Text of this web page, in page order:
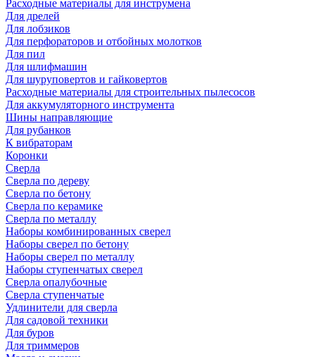
Расходные материалы для инструмена
Для дрелей
Для лобзиков
Для перфораторов и отбойных молотков
Для пил
Для шлифмашин
Для шуруповертов и гайковертов
Расходные материалы для строительных пылесосов
Для аккумуляторного инструмента
Шины направляющие
Для рубанков
К вибраторам
Коронки
Сверла
Сверла по дереву
Сверла по бетону
Сверла по керамике
Сверла по металлу
Наборы комбинированных сверел
Наборы сверел по бетону
Наборы сверел по металлу
Наборы ступенчатых сверел
Сверла опалубочные
Сверла ступенчатые
Удлинители для сверла
Для садовой техники
Для буров
Для триммеров